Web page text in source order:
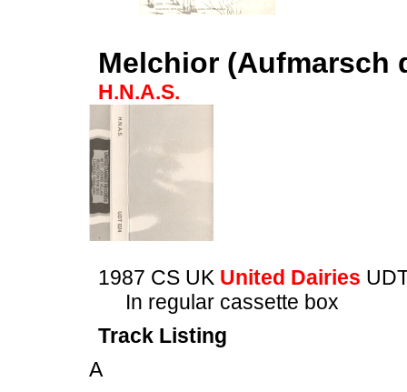
Melchior (Aufmarsch
H.N.A.S.
1987 CS UK United Dairies
In regular cassette box
Track Listing
A